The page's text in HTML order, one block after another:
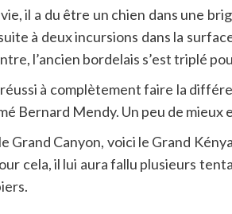
il a du être un chien dans une
à deux incursions dans la
l’ancien bordelais s’est triplé
à complètement faire la
Bernard Mendy. Un peu de mieux
Grand Canyon, voici le Grand
cela, il lui aura fallu plusieurs